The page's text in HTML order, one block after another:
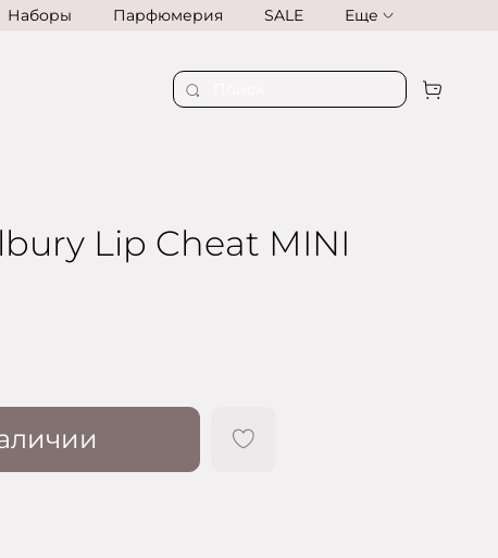
Наборы Парфюмерия SALE Еще
Lip Cheat MINI